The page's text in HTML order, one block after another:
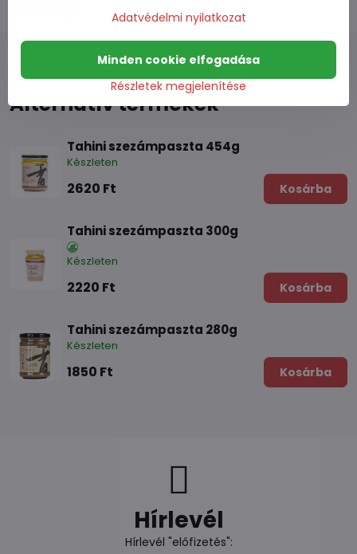
Alternatív termékek
Tahini szezámpaszta 454g
Készleten
2620 Ft Kosárba
Tahini szezámpaszta 300g
Készleten
2220 Ft Kosárba
Tahini szezámpaszta 280g
Készleten
1850 Ft Kosárba
Hírlevél
Hírlevél "előfizetés":
Adatvédelmi nyilatkozat
Részletek megjelenítése
Minden cookie elfogadása